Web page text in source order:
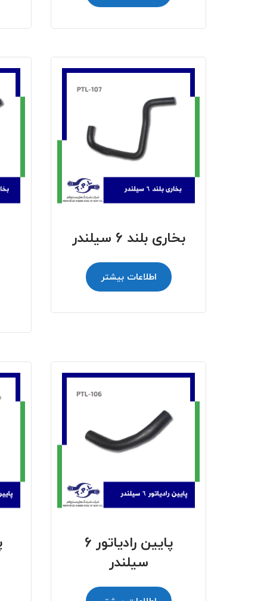
بخاری بلند 6 سیلندر
اطلاعات بیشتر
پایین رادیاتور 6
سیلندر